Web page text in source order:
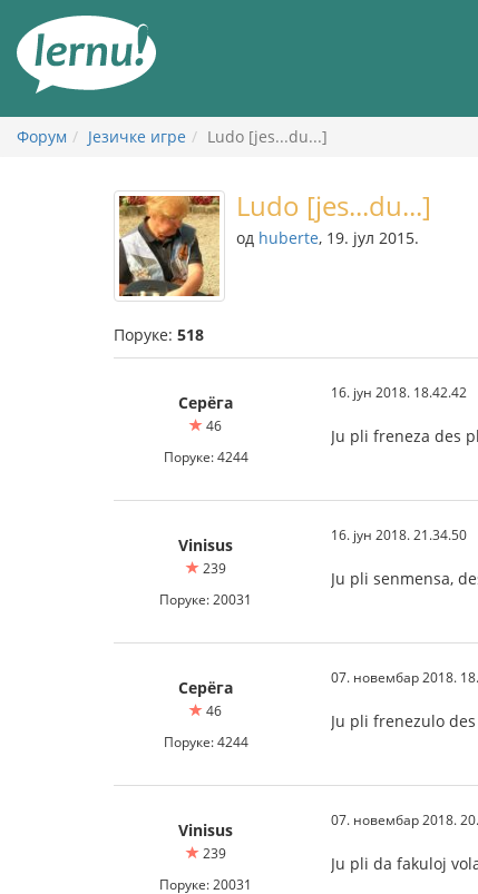
садржају
Форум Језичке игре Ludo [jes...du...]
Ludo [jes...du...]
од huberte, 19. јул 2015.
Поруке: 518
Серёга
46
Поруке: 4244
16. јун 2018. 18.42.42
Ju pli freneza des
Vinisus
239
Поруке: 20031
16. јун 2018. 21.34.50
Ju pli senmensa,
Серёга
46
Поруке: 4244
07. новембар 2018.
Ju pli frenezulo
Vinisus
239
Поруке: 20031
07. новембар 2018.
Ju pli da fakuloj